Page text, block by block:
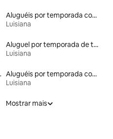
Aluguéis por temporada com banheiro para PCD
Luisiana
Aluguel por temporada de tendas
Luisiana
fazenda
Aluguéis por temporada com banheira de hidromassagem
Luisiana
Mostrar mais